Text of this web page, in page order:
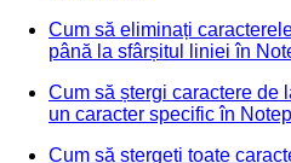
Cum să eliminați
până la sfârșitul liniei în
Cum să ștergi caractere de
un caracter specific în
Cum să ștergeți toate